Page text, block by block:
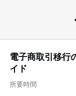
電子商取引移行
イド
所要時間